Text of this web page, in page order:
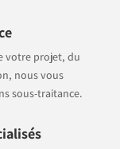
votre projet, du
nous vous
sous-traitance.